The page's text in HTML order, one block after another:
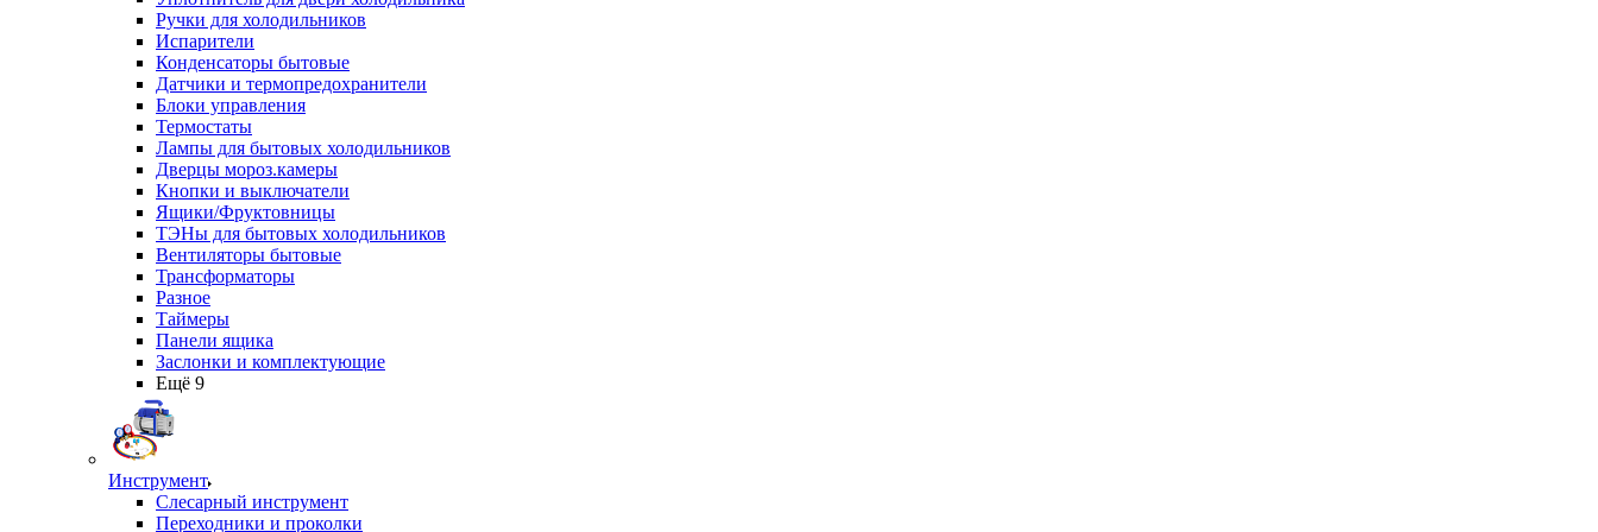
Ручки для холодильников
Испарители
Конденсаторы бытовые
Датчики и термопредохранители
Блоки управления
Термостаты
Лампы для бытовых холодильников
Дверцы мороз.камеры
Кнопки и выключатели
Ящики/Фруктовницы
ТЭНы для бытовых холодильников
Вентиляторы бытовые
Трансформаторы
Разное
Таймеры
Панели ящика
Заслонки и комплектующие
Ещё 9
Инструмент
Слесарный инструмент
Переходники и проколки